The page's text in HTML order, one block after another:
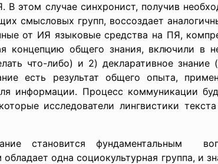
В этом случае синхронист, получив
смысловых групп, воссоздает
от ИЯ языковые средства на ПЯ,
концепцию общего знания, включили в
что-либо) и 2) декларативное
есть результат общего опыта,
информации. Процесс коммуникации
исследователи лингвистики
становится фундаментальным
одна социокультурная группа, и